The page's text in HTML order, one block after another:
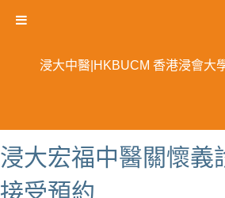
浸大宏福中醫關懷義
接受預約
浸大中醫|HKBUCM 香港浸會大